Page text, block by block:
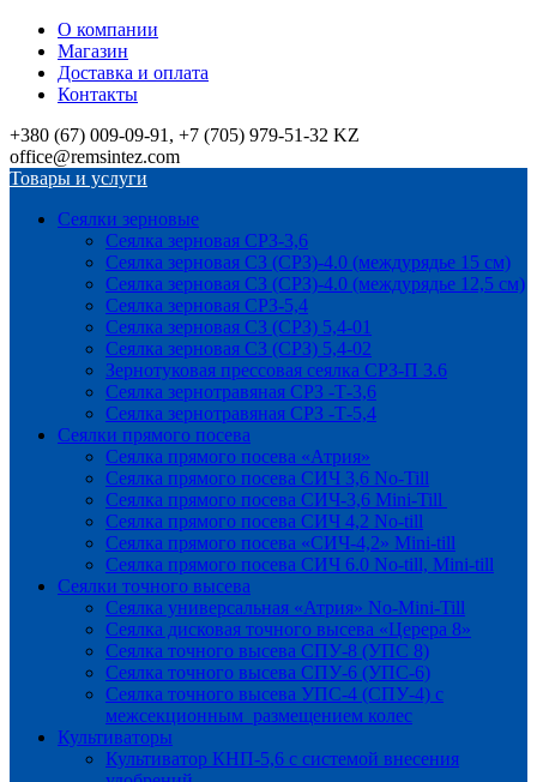
О компании
Магазин
Доставка и оплата
Контакты
+380 (67) 009-09-91, +7 (705) 979-51-32 KZ
office@remsintez.com
Товары и услуги
Сеялки зерновые
Сеялка зерновая СРЗ-3,6
Сеялка зерновая СЗ (СРЗ)-4.0 (междурядье 15 см)
Сеялка зерновая СЗ (СРЗ)-4.0 (междурядье 12,5 см)
Сеялка зерновая СРЗ-5,4
Сеялка зерновая СЗ (СРЗ) 5,4-01
Сеялка зерновая СЗ (СРЗ) 5,4-02
Зернотуковая прессовая сеялка СРЗ-П 3.6
Сеялка зернотравяная СРЗ -Т-3,6
Сеялка зернотравяная СРЗ -Т-5,4
Сеялки прямого посева
Сеялка прямого посева «Атрия»
Сеялка прямого посева СИЧ 3,6 No-Till
Сеялка прямого посева СИЧ-3,6 Mini-Till
Сеялка прямого посева СИЧ 4,2 No-till
Сеялка прямого посева «СИЧ-4,2» Mini-till
Сеялка прямого посева СИЧ 6.0 No-till, Mini-till
Сеялки точного высева
Сеялка универсальная «Атрия» No-Mini-Till
Сеялка дисковая точного высева «Церера 8»
Сеялка точного высева СПУ-8 (УПС 8)
Сеялка точного высева СПУ-6 (УПС-6)
Сеялка точного высева УПС-4 (СПУ-4) с
межсекционным размещением колес
Культиваторы
Культиватор КНП-5,6 с системой внесения